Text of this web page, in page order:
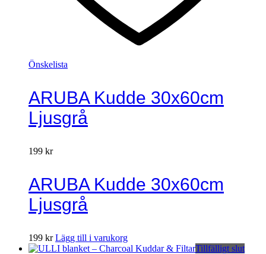
Önskelista
ARUBA Kudde 30x60cm
Ljusgrå
199 kr
ARUBA Kudde 30x60cm
Ljusgrå
199 kr Lägg till i varukorg
Tillfälligt slut